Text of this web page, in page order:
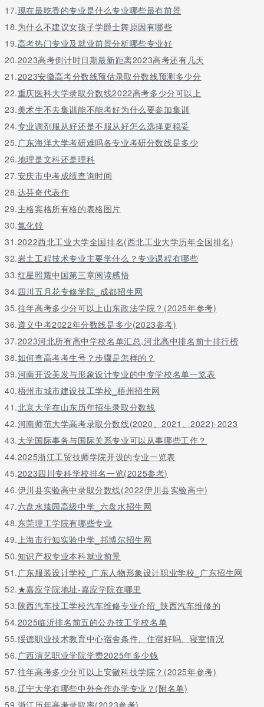
37
北京理工大学
c
38
中央民族大学
c
39
中国政法大学
c
40
天津财经大学
c
河北大学
c
山西财经大学
c
45
河南大学
c
46
湖南师范大学
c
47
山西大学
48
吉林财经大学
49
黑龙江大学
50
安徽大学
51
52
华中师范大学
c
53
重庆大学
c
54
四川师范大学
55
青岛大学
56
浙江财经大学
c
57
北京工商大学
c-
58
上海大学
c-
59
云南财经大学
c-
60
西安交通大学
c-
61
兰州大学
c-
62
兰州财经大学
c-
63
南京审计大学 c-
部分大学简介
1、中国人民大学，简称“人大”，由中华人民共和国教育部直属、中
央直管副部级建制，教育部与北京市共建，位列国家首批“双一
流”（a类）、“211工程”、“985工程”。
2、南开大学，简称“南开”，位于天津市，由中华人民共和国教育部
直属，中央直管副部级建制，是国家“世界一流大学建设高校（a
3、北京师范大学是中华人民共和国教育部直属的全国重点大学，位
建设十所大学之一。
17.现在最吃香的专业是什么专业哪些最有前景
18.为什么不建议女孩子学爵士舞原因有哪些
19.高考热门专业及就业前景分析哪些专业好
20.2023高考倒计时日期最新距离2023高考还有几天
21.2023安徽高考分数线预估录取分数线预测多少分
22.重庆医科大学录取分数线2022高考多少分可以上
23.美术生不去集训能不能考好为什么要参加集训
24.专业调剂服从好还是不服从好怎么选择更稳妥
25.广东海洋大学考研难吗各专业考研分数线是多少
26.地理是文科还是理科
27.安庆市中考成绩查询时间
28.达芬奇代表作
29.主格宾格所有格的表格图片
30.氯化锌
31.2022西北工业大学全国排名(西北工业大学历年全国排名)
32.岩土工程技术专业主要学什么？专业课程有哪些
33.红星照耀中国第三章阅读感悟
34.四川五月花专修学院_成都招生网
35.往年高考多少分可以上山东政法学院？(2025年参考)
36.遵义中考2022年分数线是多少(2023参考)
37.2023河北所有高中学校名单汇总,河北高中排名前十排行榜
38.如何查高考考生号？步骤是怎样的？
39.河南开设美发与形象设计专业的中专学校名单一览表
40.梧州市城市建设技工学校_梧州招生网
41.北京大学在山东历年招生录取分数线
42.河南师范大学高考录取分数线(2020、2021、2022)-2023
43.大学国际事务与国际关系专业可以从事哪些工作？
44.2025浙江工贸技师学院开设的专业一览表
45.2023四川专科学校排名一览(2025参考)
46.伊川县实验高中录取分数线(2022伊川县实验高中)
47.六盘水臻园高级中学_六盘水招生网
48.东莞理工学院有哪些专业
49.上海市行知实验中学_邦博尔招生网
50.知识产权专业本科就业前景
51.广东服装设计学校_广东人物形象设计职业学校_广东招生网
52.★嘉应学院地址-嘉应学院在哪里
53.陕西汽车技工学校汽车维修专业介绍_陕西汽车维修的
54.2025临沂排名前五的公办技工学校名单
55.绥德职业技术教育中心宿舍条件、住宿好吗、寝室情况
56.广西演艺职业学院学费2025年多少钱
57.往年高考多少分可以上安徽科技学院？(2025年参考)
58.辽宁大学有哪些中外合作办学专业？(附名单)
59. 浙江历年高考录取率(2023参考)